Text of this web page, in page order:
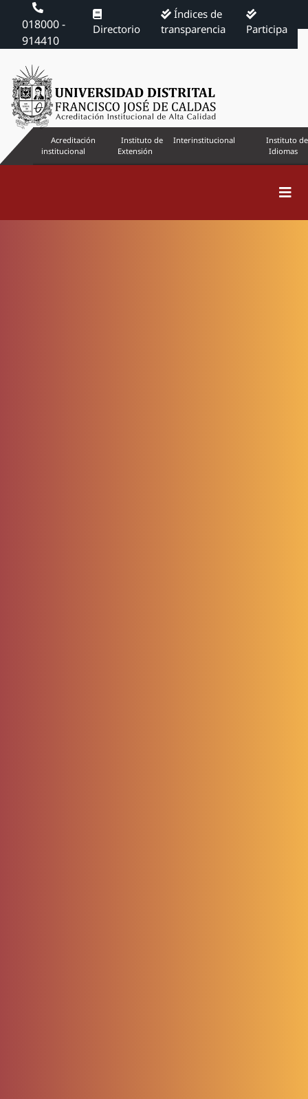
018000 -
914410
Directorio
Índices de
transparencia
Participa
Acreditación
institucional
Instituto de
Extensión
Interinstitucional
Instituto de
Idiomas